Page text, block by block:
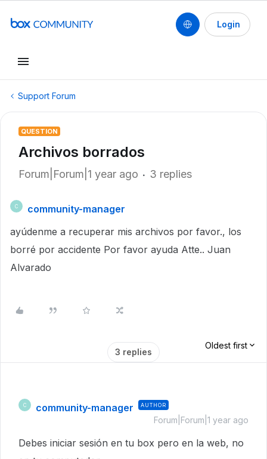
Login
Support Forum
QUESTION
Archivos borrados
Forum|Forum|1 year ago 3 replies
C
community-manager
ayúdenme a recuperar mis archivos por favor., los
borré por accidente Por favor ayuda Atte.. Juan
Alvarado
3 replies
Oldest first
C community-manager AUTHOR
Forum|Forum|1 year ago
Debes iniciar sesión en tu box pero en la web, no